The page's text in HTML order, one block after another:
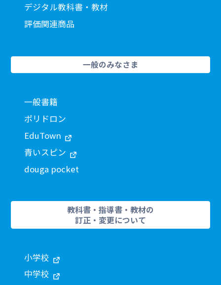
デジタル教科書・教材
評価関連商品
一般のみなさま
一般書籍
ポリドロン
EduTown
青いスピン
douga pocket
教科書・指導書・教材の
訂正・変更について
小学校
中学校